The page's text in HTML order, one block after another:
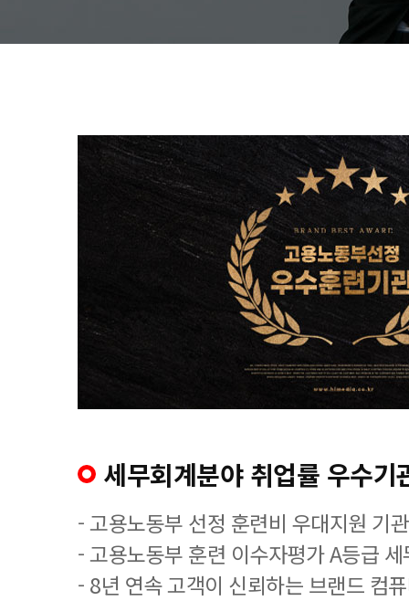
세무회계분야 취업률 우수기
- 고용노동부 선정 훈련비 우대지원 기관
- 고용노동부 훈련 이수자평가 A등급
- 8년 연속 고객이 신뢰하는 브랜드 컴